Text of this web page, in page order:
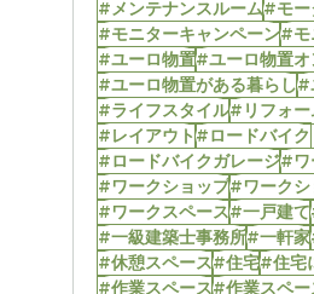
#メンテナンスルーム#モー
#モニターキャンペーン#モ
#ユーロ物置#ユーロ物置
#ユーロ物置がある暮らし#
#ライフスタイル#リフォー
#レイアウト#ロードバイク
#ロードバイクガレージ#ワ
#ワークショップ#ワークシ
#ワークスペース#一戸建て
#一級建築士事務所#一軒家
#休憩スペース#住宅#住宅
#作業スペース#作業スペー